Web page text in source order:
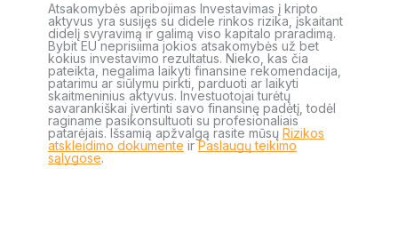
Atsakomybės apribojimas Investavimas į kripto
aktyvus yra susijęs su didele rinkos rizika, įskaitant
didelį svyravimą ir galimą viso kapitalo praradimą.
Bybit EU neprisiima jokios atsakomybės už bet
kokius investavimo rezultatus. Nieko, kas čia
pateikta, negalima laikyti finansine rekomendacija,
patarimu ar siūlymu pirkti, parduoti ar laikyti
skaitmeninius aktyvus. Investuotojai turėtų
savarankiškai įvertinti savo finansinę padėtį, todėl
raginame pasikonsultuoti su profesionaliais
patarėjais. Išsamią apžvalgą rasite mūsų Rizikos
atskleidimo dokumente irPaslaugų teikimo
sąlygose.